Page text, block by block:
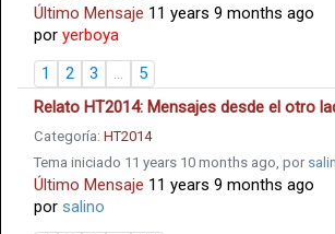
Último Mensaje 11 years 9 months ago
por yerboya
1
2 3 ...
5
Relato HT2014: Mensajes desde el otro
Categoría: HT2014
Tema iniciado 11 years 10 months ago, por
Último Mensaje 11 years 9 months ago
por salino